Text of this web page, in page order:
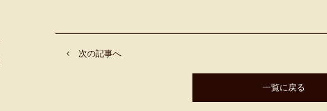
次の記事へ
一覧に戻る